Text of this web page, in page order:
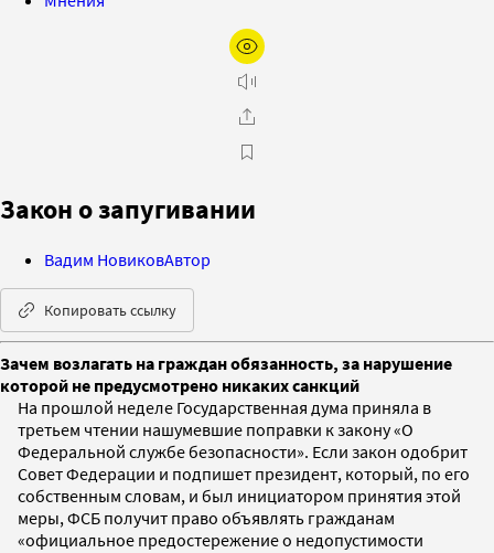
Закон о запугивании
Вадим НовиковАвтор
Копировать ссылку
Зачем возлагать на граждан обязанность, за нарушение
которой не предусмотрено никаких санкций
На прошлой неделе Государственная дума приняла в
третьем чтении нашумевшие поправки к закону «О
Федеральной службе безопасности». Если закон одобрит
Совет Федерации и подпишет президент, который, по его
собственным словам, и был инициатором принятия этой
меры, ФСБ получит право объявлять гражданам
«официальное предостережение о недопустимости